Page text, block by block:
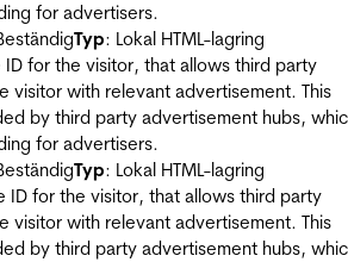
for advertisers.
Typ: Lokal HTML-lagring
ID for the visitor, that allows third party
visitor with relevant advertisement. This
by third party advertisement hubs,
for advertisers.
Typ: Lokal HTML-lagring
ID for the visitor, that allows third party
visitor with relevant advertisement. This
by third party advertisement hubs,